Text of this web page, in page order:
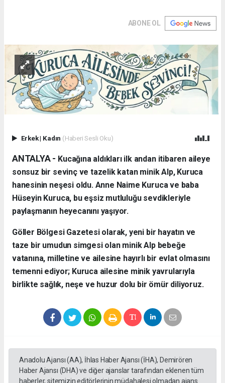
ABONE OL
Erkek| Kadın (Haberi Sesli Oku)
ANTALYA - ​ Kucağına aldıkları ilk andan itibaren aileye
sonsuz bir sevinç ve tazelik katan minik Alp, Kuruca
hanesinin neşesi oldu. Anne Naime Kuruca ve baba
Hüseyin Kuruca, bu eşsiz mutluluğu sevdikleriyle
paylaşmanın heyecanını yaşıyor.
​Göller Bölgesi Gazetesi olarak, yeni bir hayatın ve
taze bir umudun simgesi olan minik Alp bebeğe
vatanına, milletine ve ailesine hayırlı bir evlat olmasını
temenni ediyor; Kuruca ailesine minik yavrularıyla
birlikte sağlık, neşe ve huzur dolu bir ömür diliyoruz.
Anadolu Ajansı (AA), İhlas Haber Ajansı (İHA), Demirören
Haber Ajansı (DHA) ve diğer ajanslar tarafından eklenen tüm
haberler, sitemizin editörlerinin müdahalesi olmadan ajans